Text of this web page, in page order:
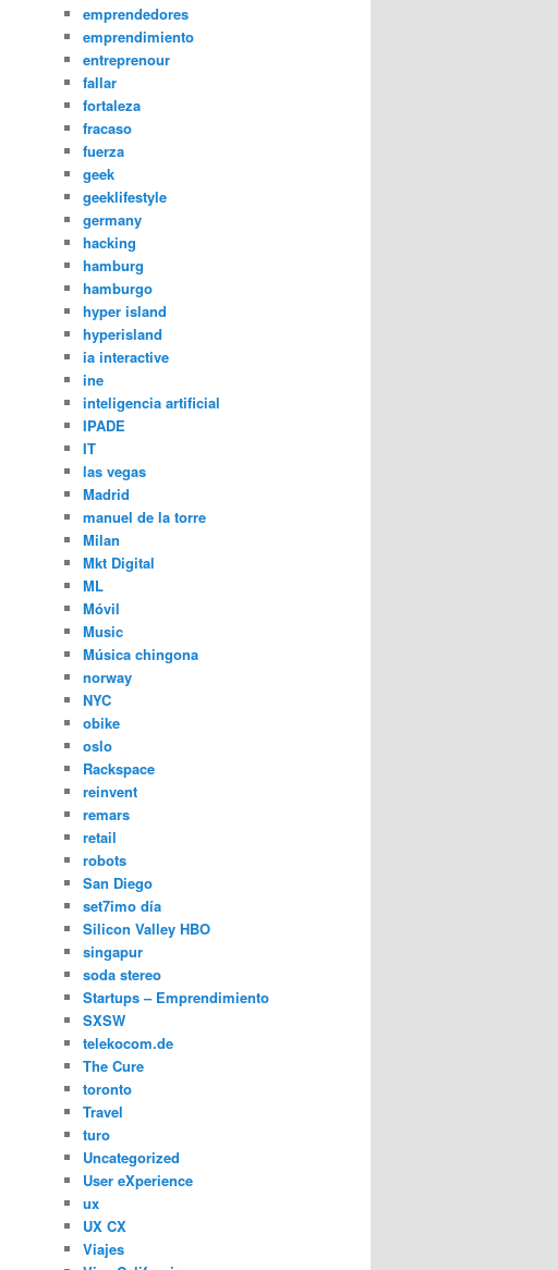
emprendedores
emprendimiento
entreprenour
fallar
fortaleza
fracaso
fuerza
geek
geeklifestyle
germany
hacking
hamburg
hamburgo
hyper island
hyperisland
ia interactive
ine
inteligencia artificial
IPADE
IT
las vegas
Madrid
manuel de la torre
Milan
Mkt Digital
ML
Móvil
Music
Música chingona
norway
NYC
obike
oslo
Rackspace
reinvent
remars
retail
robots
San Diego
set7imo día
Silicon Valley HBO
singapur
soda stereo
Startups – Emprendimiento
SXSW
telekocom.de
The Cure
toronto
Travel
turo
Uncategorized
User eXperience
ux
UX CX
Viajes